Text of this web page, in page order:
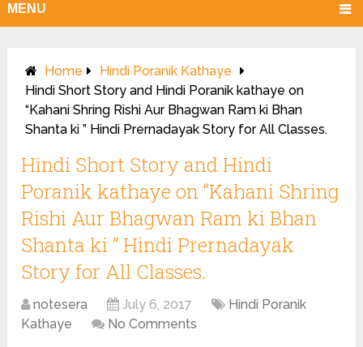
MENU
Home
Hindi Poranik Kathaye
Hindi Short Story and Hindi Poranik kathaye on
“Kahani Shring Rishi Aur Bhagwan Ram ki Bhan
Shanta ki ” Hindi Prernadayak Story for All Classes.
Hindi Short Story and Hindi
Poranik kathaye on “Kahani Shring
Rishi Aur Bhagwan Ram ki Bhan
Shanta ki ” Hindi Prernadayak
Story for All Classes.
notesera July 6, 2017
Hindi Poranik
Kathaye
No Comments